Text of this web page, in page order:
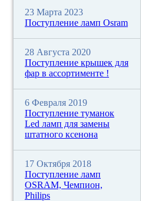
23 Марта 2023
Поступление ламп Osram
28 Августа 2020
Поступление крышек для
фар в ассортименте !
6 Февраля 2019
Поступление туманок
Led ламп для замены
штатного ксенона
17 Октября 2018
Поступление ламп
OSRAM, Чемпион,
Philips